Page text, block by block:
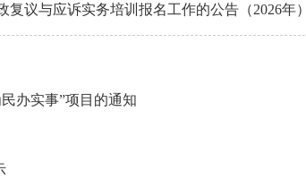
议与应诉实务培训报名工作的公告（2026年）
办实事”项目的通知